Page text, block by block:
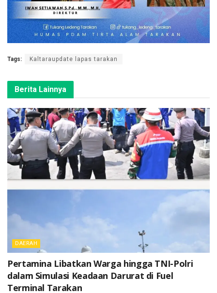
Tags: Kaltaraupdate lapas tarakan
Berita Lainnya
DAERAH
Pertamina Libatkan Warga hingga TNI-Polri
dalam Simulasi Keadaan Darurat di Fuel
Terminal Tarakan